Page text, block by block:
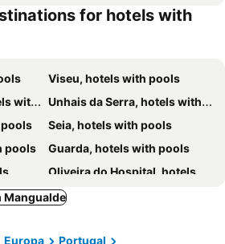
Hotel Senhora do Castelo
Valverde Santar Hotel & SPA - Relais & Châteaux
Quinta da Fata
Rural
Contemporary countryside haven in Mangualde
Oakstone Hills
A Casa da Celeste
Rural Mira Serra
for hotels with
Viseu, hotels with pools
pools
Unhais da Serra, hotels with pools
Seia, hotels with pools
pools
Guarda, hotels with pools
Oliveira do Hospital, hotels with pools
Tábua, hotels with pools
Tarouca, hotels with pools
Mangualde
Europa
Portugal